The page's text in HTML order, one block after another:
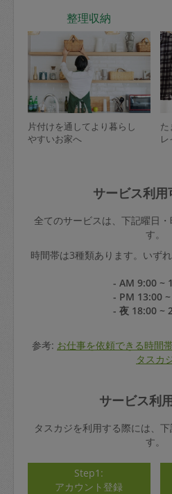
整理収納
片付けを通してより暮らし
やすいお家へ
た
レ
サービス利用
全てのサービスは、下記曜日
す。
時間帯は3種類あります。いず
- AM 9:00 ~
- PM 13:00
- 夜 18:00 ~
参考: お仕事を依頼できる時間
タスカ
サービス利
タスカジを利用する際には、
す。
Step1:
アカウント登録